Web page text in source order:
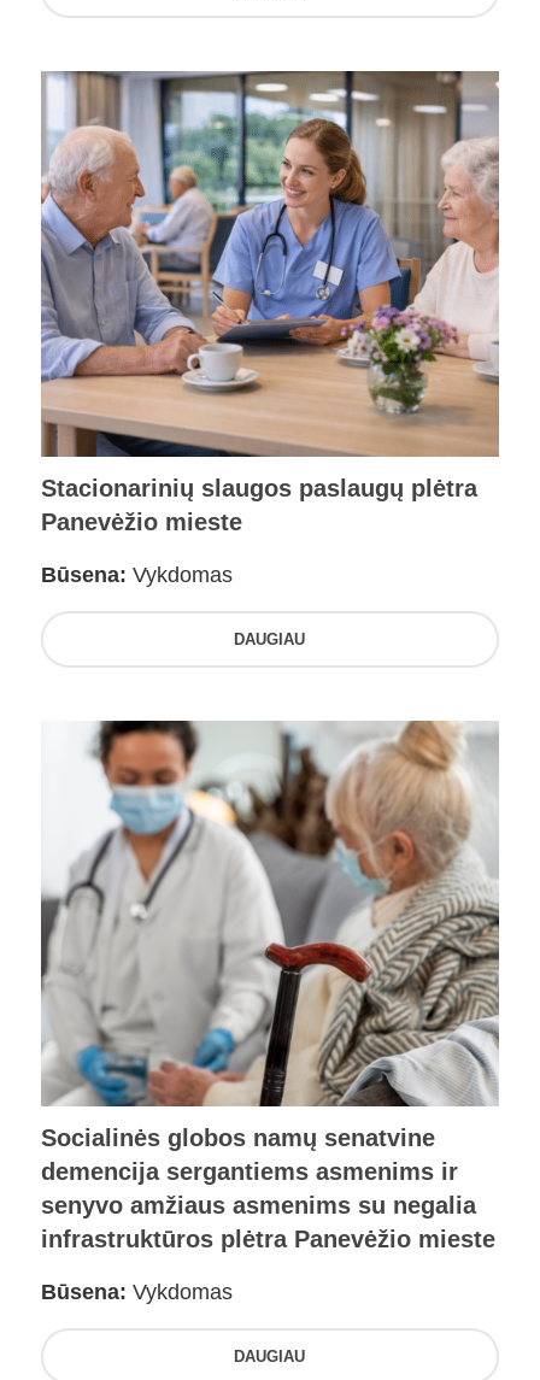
Stacionarinių slaugos paslaugų plėtra
Panevėžio mieste
Būsena: Vykdomas
DAUGIAU
Socialinės globos namų senatvine
demencija sergantiems asmenims ir
senyvo amžiaus asmenims su negalia
infrastruktūros plėtra Panevėžio mieste
Būsena: Vykdomas
DAUGIAU